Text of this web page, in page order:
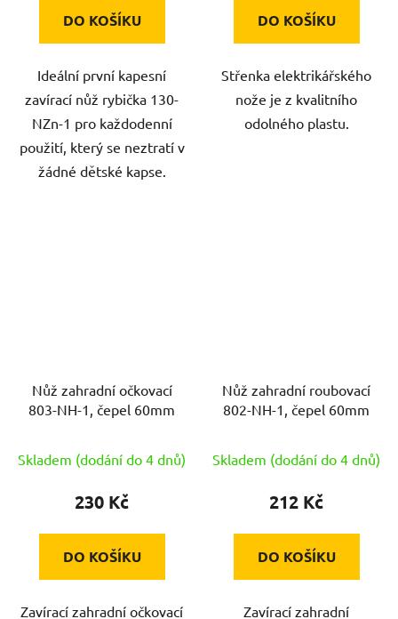
DO KOŠÍKU
Ideální první kapesní
zavírací nůž rybička 130-
NZn-1 pro každodenní
použití, který se neztratí v
žádné dětské kapse.
DO KOŠÍKU
Střenka elektrikářského
nože je z kvalitního
odolného plastu.
Nůž zahradní očkovací
803-NH-1, čepel 60mm
Skladem (dodání do 4 dnů)
230 Kč
DO KOŠÍKU
Zavírací zahradní očkovací
Nůž zahradní roubovací
802-NH-1, čepel 60mm
Skladem (dodání do 4 dnů)
212 Kč
DO KOŠÍKU
Zavírací zahradní